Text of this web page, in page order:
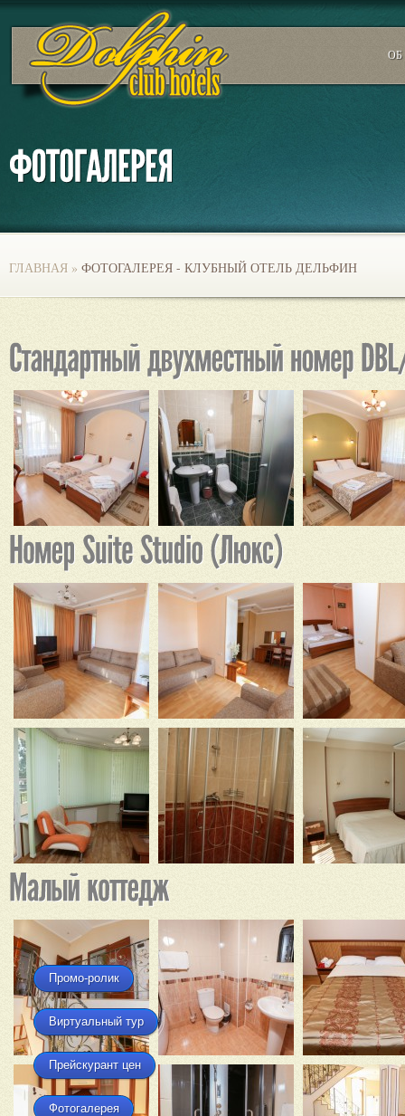
ОБ
ГЛАВНАЯ » ФОТОГАЛЕРЕЯ - КЛУБНЫЙ ОТЕЛЬ ДЕЛЬФИН
Промо-ролик
Виртуальный тур
Прейскурант цен
Фотогалерея